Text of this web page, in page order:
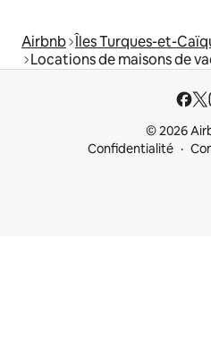
Airbnb Îles Turques-et-
Locations de maisons de
© 2026
Confidentialité